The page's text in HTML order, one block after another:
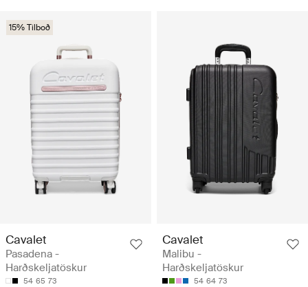
15% Tilboð
Cavalet
Pasadena -
Harðskeljatöskur
54 65 73
Cavalet
Malibu -
Harðskeljatöskur
54 64 73